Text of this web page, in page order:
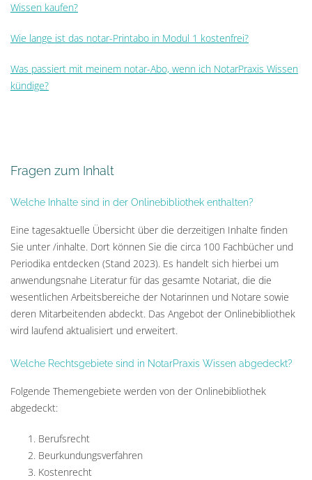
Wissen kaufen?
Wie lange ist das notar-Printabo in Modul 1 kostenfrei?
Was passiert mit meinem notar-Abo, wenn ich NotarPraxis Wissen
kündige?
Fragen zum Inhalt
Welche Inhalte sind in der Onlinebibliothek enthalten?
Eine tagesaktuelle Übersicht über die derzeitigen Inhalte finden
Sie unter /inhalte. Dort können Sie die circa 100 Fachbücher und
Periodika entdecken (Stand 2023). Es handelt sich hierbei um
anwendungsnahe Literatur für das gesamte Notariat, die die
wesentlichen Arbeitsbereiche der Notarinnen und Notare sowie
deren Mitarbeitenden abdeckt. Das Angebot der Onlinebibliothek
wird laufend aktualisiert und erweitert.
Welche Rechtsgebiete sind in NotarPraxis Wissen abgedeckt?
Folgende Themengebiete werden von der Onlinebibliothek
abgedeckt:
Berufsrecht
Beurkundungsverfahren
Kostenrecht